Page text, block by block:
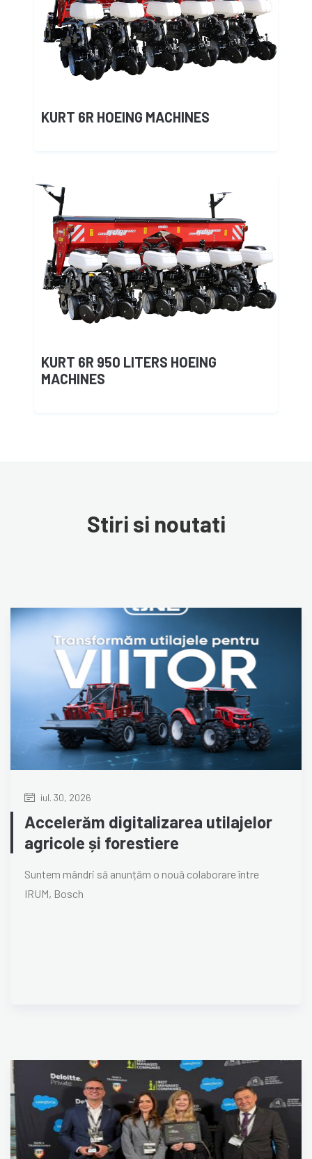
KURT 6R HOEING MACHINES
KURT 6R 950 LITERS HOEING
MACHINES
Stiri si noutati
iul. 30, 2026
Accelerăm digitalizarea utilajelor
agricole și forestiere
Suntem mândri să anunțăm o nouă colaborare între
IRUM, Bosch